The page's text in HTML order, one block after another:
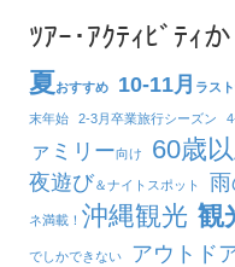
ﾂｱｰ･ｱｸﾃｨﾋﾞﾃｨ
夏おすすめ 10-11月 ラス
末年始 2-3月卒業旅行シーズン
ァミリー向け 60歳
夜遊び＆ナイトスポット 雨
ネ満載！ 沖縄観光 観
でしかできない アウトド